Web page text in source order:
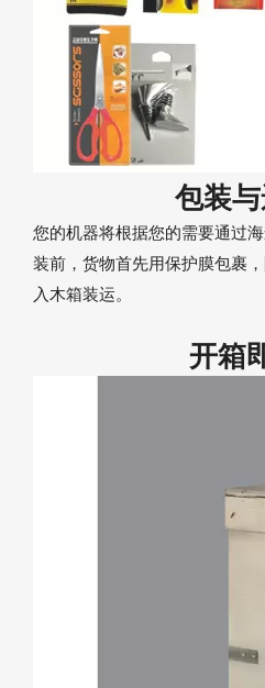
包装
您的机器将根据您的需要通过
装前，货物首先用保护膜包裹
入木箱装运。
开箱